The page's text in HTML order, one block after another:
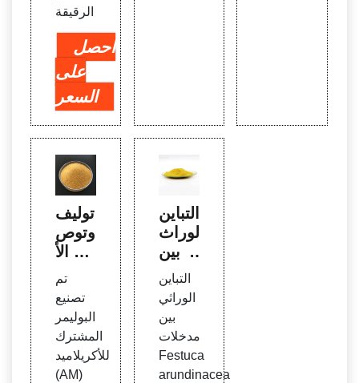
الرقيقة
احصل
على
السعر
توليف
وتوص
يف الأ
نيونيك
المعت
مد عل
ى الأك
ريلامي
د
تم
تصنيع
البوليمر
المشترك
للأكريلاميد
(AM)
التباين
الوراث
ي بين
مدخلا
ت Fe
stuc
a aru
ndin
acea
التباين
الوراثي
بين
مدخلات
Festuca
arundinacea